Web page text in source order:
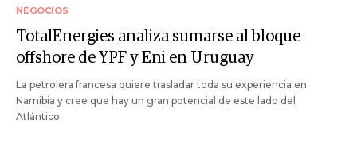
NEGOCIOS
TotalEnergies analiza sumarse al bloque
offshore de YPF y Eni en Uruguay
La petrolera francesa quiere trasladar toda su experiencia en
Namibia y cree que hay un gran potencial de este lado del
Atlántico.